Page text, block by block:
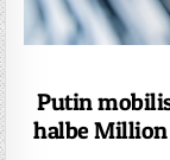
Putin
halbe Million